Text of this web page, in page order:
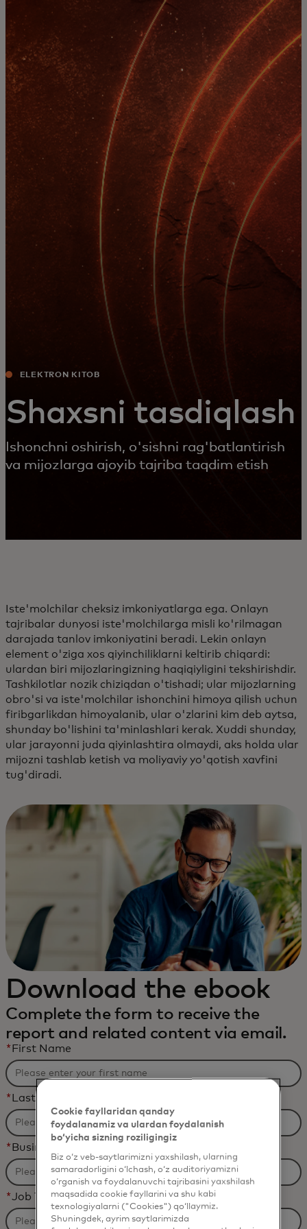
Biznes uchun
Butun dunyo uchun
Innovatorlar uchun
Yangiliklar va trendlar
ELEKTRON KITOB
Shaxsni tasdiqlash
Ishonchni oshirish, o'sishni rag'batlantirish
va mijozlarga ajoyib tajriba taqdim etish
Iste'molchilar cheksiz imkoniyatlarga ega. Onlayn
tajribalar dunyosi iste'molchilarga misli ko'rilmagan
darajada tanlov imkoniyatini beradi. Lekin onlayn
element o'ziga xos qiyinchiliklarni keltirib chiqardi:
ulardan biri mijozlaringizning haqiqiyligini tekshirishdir.
Tashkilotlar nozik chiziqdan o'tishadi; ular mijozlarning
obro'si va iste'molchilar ishonchini himoya qilish uchun
firibgarlikdan himoyalanib, ular o'zlarini kim deb aytsa,
shunday bo'lishini ta'minlashlari kerak. Xuddi shunday,
ular jarayonni juda qiyinlashtira olmaydi, aks holda ular
mijozni tashlab ketish va moliyaviy yo'qotish xavfini
tug'diradi.
Download the ebook
Complete the form to receive the
report and related content via email.
* First Name
* Last Name
* Business Email Address
*Job Title
Cookie fayllaridan qanday
foydalanamiz va ulardan foydalanish
bo‘yicha sizning roziligingiz
Biz o‘z veb-saytlarimizni yaxshilash, ularning
samaradorligini o‘lchash, o‘z auditoriyamizni
o‘rganish va foydalanuvchi tajribasini yaxshilash
maqsadida cookie fayllarini va shu kabi
texnologiyalarni ("Cookies") qo‘llaymiz.
Shuningdek, ayrim saytlarimizda